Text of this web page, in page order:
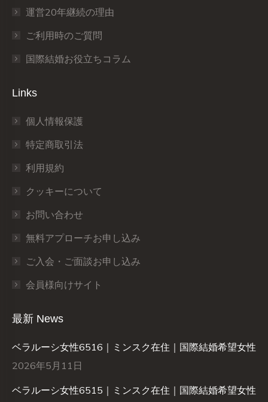
運営20年継続の理由
ご利用時のご質問
国際結婚お役立ちコラム
Links
個人情報保護
特定商取引法
利用規約
クッキーについて
お問い合わせ
無料アプローチお申し込み
ご入会・ご面談お申し込み
会員様向けサイト
最新 News
ベラルーシ女性6516｜ミンスク在住｜国際結婚希望女性
2026年5月11日
ベラルーシ女性6515｜ミンスク在住｜国際結婚希望女性